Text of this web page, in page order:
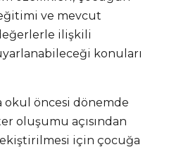
ve mevcut
ilişkili
konuları
okul öncesi dönemde
oluşumu açısından
için çocuğa